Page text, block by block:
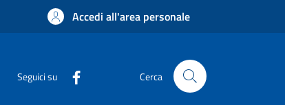
Accedi all'area personale
Seguici su Cerca